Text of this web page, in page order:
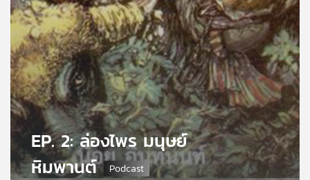
เกี่ยว
กับ
เรา
เครือ
วิทยุ
ไทย
EP. 2: ล่องไพร มนุษย์
หิมพานต์